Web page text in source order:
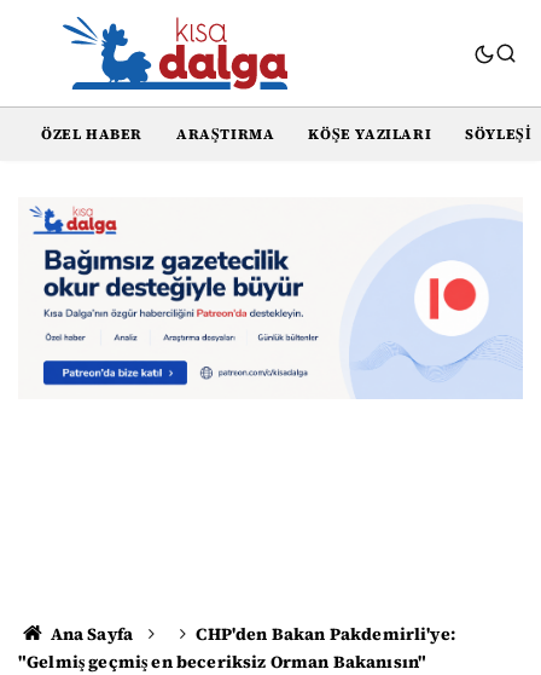
ÖZEL HABER ARAŞTIRMA KÖŞE YAZILARI SÖYLEŞI
Ana Sayfa
CHP'den Bakan Pakdemirli'ye:
"Gelmiş geçmiş en beceriksiz Orman Bakanısın"